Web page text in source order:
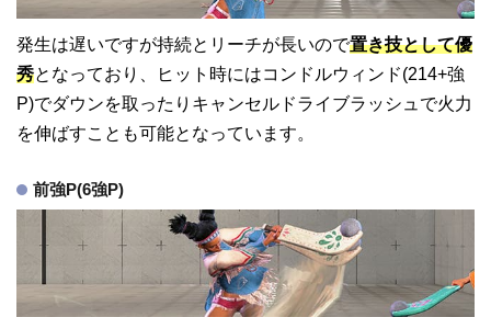
発生は遅いですが持続とリーチが長いので置き技として優
秀となっており、ヒット時にはコンドルウィンド(214+強
P)でダウンを取ったりキャンセルドライブラッシュで火力
を伸ばすことも可能となっています。
前強P(6強P)